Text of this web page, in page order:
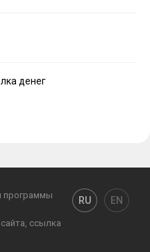
денег
программы
ссылка
RU EN